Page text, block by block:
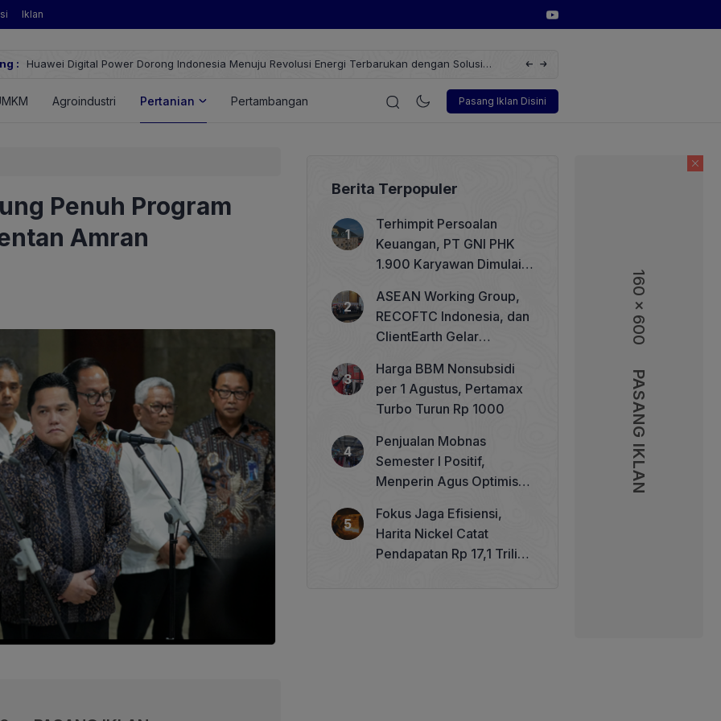
160 x 600
PASANG IKLAN
Iklan
:
Huawei Digital Power Dorong Indonesia Menuju Revolusi Energi Terbarukan dengan Solusi
Wakil Direktur Utama PT Pelindo,
Pasang Iklan Disini
Agroindustri Pertanian Pertambangan Korporasi Teknologi Otomotif
Penuh Program
Amran
Berita Terpopuler
Terhimpit Persoalan
Keuangan, PT GNI PHK
1.900 Karyawan Dimulai 5
ASEAN Working Group,
RECOFTC Indonesia, dan
ClientEarth Gelar
Memperkuat Tata Kelola
Perhutanan Sosial
Harga BBM Nonsubsidi
per 1 Agustus, Pertamax
Turbo Turun Rp 1000
Penjualan Mobnas
Semester I Positif,
Menperin Agus Optimistis
Fokus Jaga Efisiensi,
Harita Nickel Catat
Pendapatan Rp 17,1 Triliun